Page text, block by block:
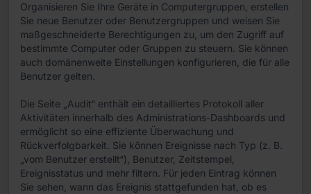
Organisieren Sie Ihre Geräte in Computergruppen, erstellen
Sie neue Benutzer oder Benutzergruppen und weisen Sie
maßgeschneiderte Berechtigungen zu, um den Zugriff auf
bestimmte Computer oder Gruppen zu steuern. Sie können
auch domänenweite Einstellungen konfigurieren, die für alle
Benutzer gelten.
Die Seite „Audit“ enthält ein detailliertes Protokoll aller
Aktivitäten innerhalb des Administrations-Dashboards und
ermöglicht so eine effiziente Überwachung und
Rückverfolgbarkeit. Sie können Ereignisse nach Typ (z. B.
„vom Benutzer erstellt“), Benutzer, Zeitstempel,
Ereignisstatus und mehr filtern. Für jeden Eintrag können
Sie sehen, wann das Ereignis stattgefunden hat, ob es